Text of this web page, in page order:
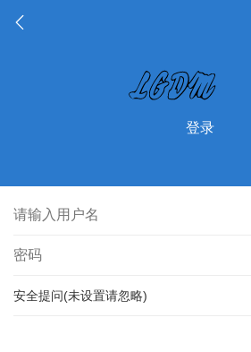
登录
安全提问(未设置请忽略)